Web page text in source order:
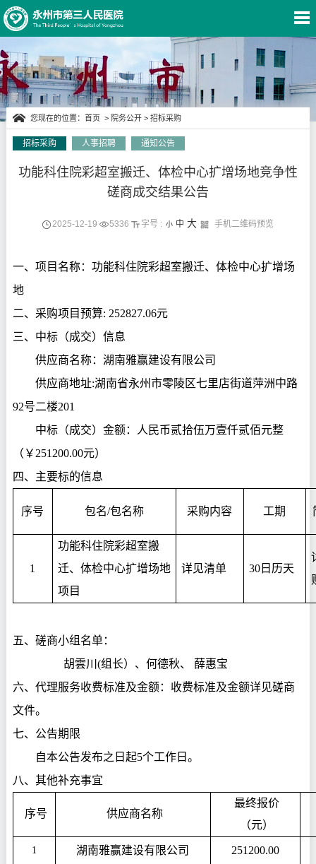
院务公开
您现在的位置： 首页 > 院务公开> 招标采购
招标采购 人事招聘 通知公告
功能科住院彩超室搬迁、体检中心扩增场地竞争性
磋商成交结果公告
2025-12-19 5336 字号 : 小 中 大 手机二维码预览
一、项目名称：功能科住院彩超室搬迁、体检中心扩增场
地
二、采购项目预算: 252827.06元
三、中标（成交）信息
供应商名称： 湖南雅赢建设有限公司
供应商地址:湖南省永州市零陵区七里店街道萍洲中路
92号二楼201
中标（成交）金额：人民币贰拾伍万壹仟贰佰元整
（￥ 251200.00元）
四、 主要标的信息
序号 包名/包名称 采购内容 工期
1
功能科住院彩超室搬
迁、体检中心扩增场地
项目
详见清单 30日历天
五、 磋商小组 名单：
胡雲川 (组长）、何德秋、 薛惠宝
六、 代理服务收费标准及金额： 收费标准及金额详见磋商
文件。
七、公告期限
自本公告发布之日起5个工作日。
八、 其他补充事宜
序号 供应商名称
最终报价
（元）
1 湖南雅赢建设有限公司 251200.00